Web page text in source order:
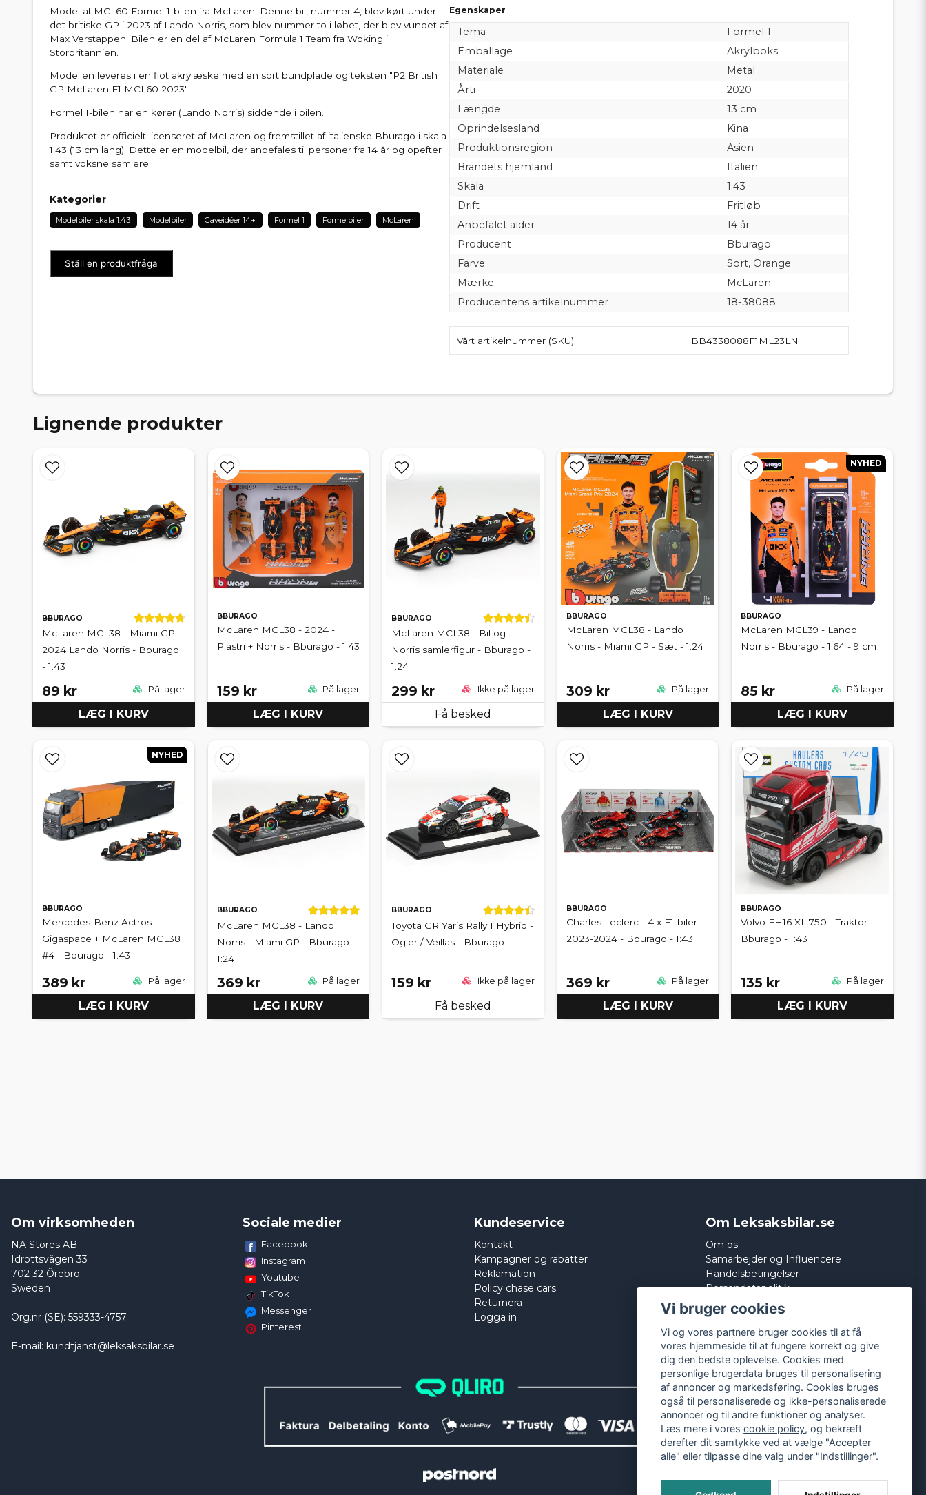
Model af MCL60 Formel 1-bilen fra McLaren. Denne bil, nummer 4, blev kørt under
det britiske GP i 2023 af Lando Norris, som blev nummer to i løbet, der blev vundet af
Max Verstappen. Bilen er en del af McLaren Formula 1 Team fra Woking i
Storbritannien.
Modellen leveres i en flot akrylæske med en sort bundplade og teksten "P2 British
GP McLaren F1 MCL60 2023".
Formel 1-bilen har en kører (Lando Norris) siddende i bilen.
Produktet er officielt licenseret af McLaren og fremstillet af italienske Bburago i skala
1:43 (13 cm lang). Dette er en modelbil, der anbefales til personer fra 14 år og opefter
samt voksne samlere.
Kategorier
Modelbiler skala 1:43 Modelbiler Gaveidéer 14+ Formel 1 Formelbiler McLaren
Ställ en produktfråga
Egenskaper
Tema
Formel 1
Emballage
Akrylboks
Materiale
Metal
Årti
2020
Længde
13 cm
Oprindelsesland
Kina
Produktionsregion
Asien
Brandets hjemland
Italien
Skala
1:43
Drift
Fritløb
Anbefalet alder
14 år
Producent
Bburago
Farve
Sort, Orange
Mærke
McLaren
Producentens artikelnummer
18-38088
Vårt artikelnummer (SKU) BB4338088F1ML23LN
Lignende produkter
BBURAGO
McLaren MCL38 - Miami GP
2024 Lando Norris - Bburago
- 1:43
89 kr På lager
LÆG I KURV
BBURAGO
McLaren MCL38 - 2024 -
Piastri + Norris - Bburago - 1:43
159 kr På lager
LÆG I KURV
BBURAGO
McLaren MCL38 - Bil og
Norris samlerfigur - Bburago -
1:24
299 kr Ikke på lager
Få besked
BBURAGO
McLaren MCL38 - Lando
Norris - Miami GP - Sæt - 1:24
309 kr På lager
LÆG I KURV
BBURAGO
McLaren MCL39 - Lando
Norris - Bburago - 1:64 - 9 cm
85 kr På lager
LÆG I KURV
NYHED
BBURAGO
Mercedes-Benz Actros
Gigaspace + McLaren MCL38
#4 - Bburago - 1:43
389 kr På lager
LÆG I KURV
NYHED
BBURAGO
McLaren MCL38 - Lando
Norris - Miami GP - Bburago -
1:24
369 kr På lager
LÆG I KURV
BBURAGO
Toyota GR Yaris Rally 1 Hybrid -
Ogier / Veillas - Bburago
159 kr Ikke på lager
Få besked
BBURAGO
Charles Leclerc - 4 x F1-biler -
2023-2024 - Bburago - 1:43
369 kr På lager
LÆG I KURV
BBURAGO
Volvo FH16 XL 750 - Traktor -
Bburago - 1:43
135 kr På lager
LÆG I KURV
Om virksomheden
NA Stores AB
Idrottsvägen 33
702 32 Örebro
Sweden
Org.nr (SE): 559333-4757
E-mail: kundtjanst@leksaksbilar.se
Sociale medier
Facebook
Instagram
Youtube
TikTok
Messenger
Pinterest
Kundeservice
Kontakt
Kampagner og rabatter
Reklamation
Policy chase cars
Returnera
Logga in
Om Leksaksbilar.se
Om os
Samarbejder og Influencere
Handelsbetingelser
Persondatapolitik
Cookies
Vi bruger cookies
Vi og vores partnere bruger cookies til at få
vores hjemmeside til at fungere korrekt og give
dig den bedste oplevelse. Cookies med
personlige brugerdata bruges til personalisering
af annoncer og markedsføring. Cookies bruges
også til personaliserede og ikke-personaliserede
annoncer og til andre funktioner og analyser.
Læs mere i vorescookie policy, og bekræft
derefter dit samtykke ved at vælge "Accepter
alle" eller tilpasse dine valg under "Indstillinger".